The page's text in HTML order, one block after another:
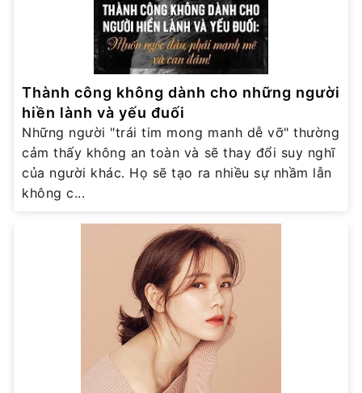
Thành công không dành cho những người
hiền lành và yếu đuối
Những người "trái tim mong manh dễ vỡ" thường
cảm thấy không an toàn và sẽ thay đổi suy nghĩ
của người khác. Họ sẽ tạo ra nhiều sự nhầm lẫn
không c...